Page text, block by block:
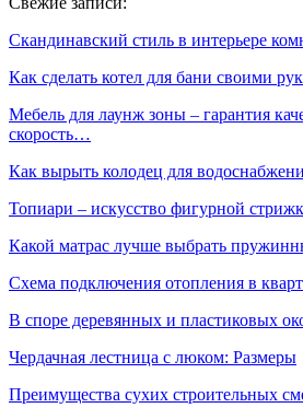
Скандинавский стиль в интерьере
Как сделать котел для бани своими
Мебель для лаунж зоны – гарантия
скорость…
Как вырыть колодец для
Топиари – искусство фигурной
Какой матрас лучше выбрать
Схема подключения отопления в
В споре деревянных и пластиковых
Чердачная лестница с люком: Размеры
Преимущества сухих строительных